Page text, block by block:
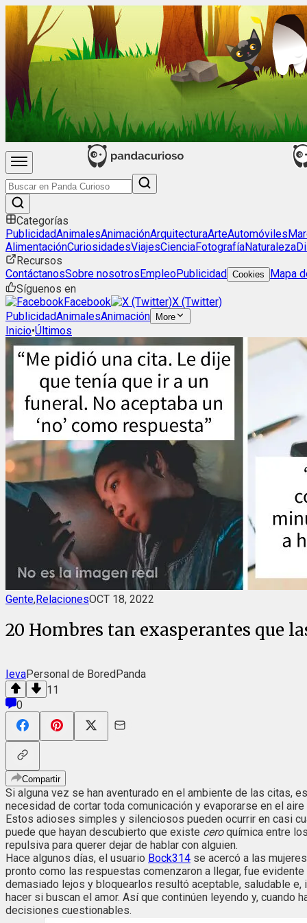
Categorías
PublicidadAnimalesAnimaciónArquitecturaArteAutomóviles
AlimentaciónCuriosidadesViajesCienciaFotografíaNaturaleza
Recursos
ContáctanosSobre nosotrosEmpleoPublicidad Cookies
Mapa
Síguenos en
Facebook
X (Twitter)
PublicidadAnimalesAnimación More
Inicio•Últimos
Gente,RelacionesOCT 18, 2022
20 Hombres tan exasperantes que
IevaPersonal de BoredPanda
11
0
Compartir
Si alguna vez se han aventurado en el ambiente de las citas,
necesidad de cortar toda comunicación y evaporarse en el
Estos adioses simples y silenciosos pueden ocurrir en casi
puede que hayan descubierto que existe ceroquímica entre
repulsiva para querer dejar de hablar con alguien.
Hace algunos días, el usuario Bock314 se acercó a las mujeres
pronto como las respuestas comenzaron a llegar, fue
demasiado lejos y bloquearlos resultó aceptable, saludable
hacer si buscan el amor. Así que continúen leyendo y, cuando
decisiones cuestionables.